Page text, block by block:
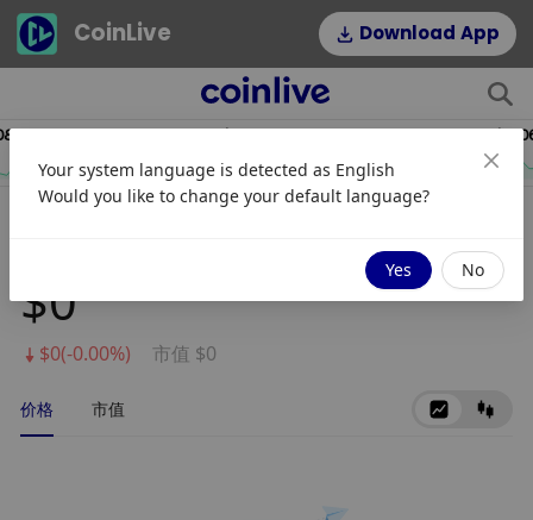
CoinLive Download App
2.64%
1.16%
$0
$0(-0.00%) 市值 $0
价格 市值
Your system language is detected as English
Would you like to change your default language?
Yes No